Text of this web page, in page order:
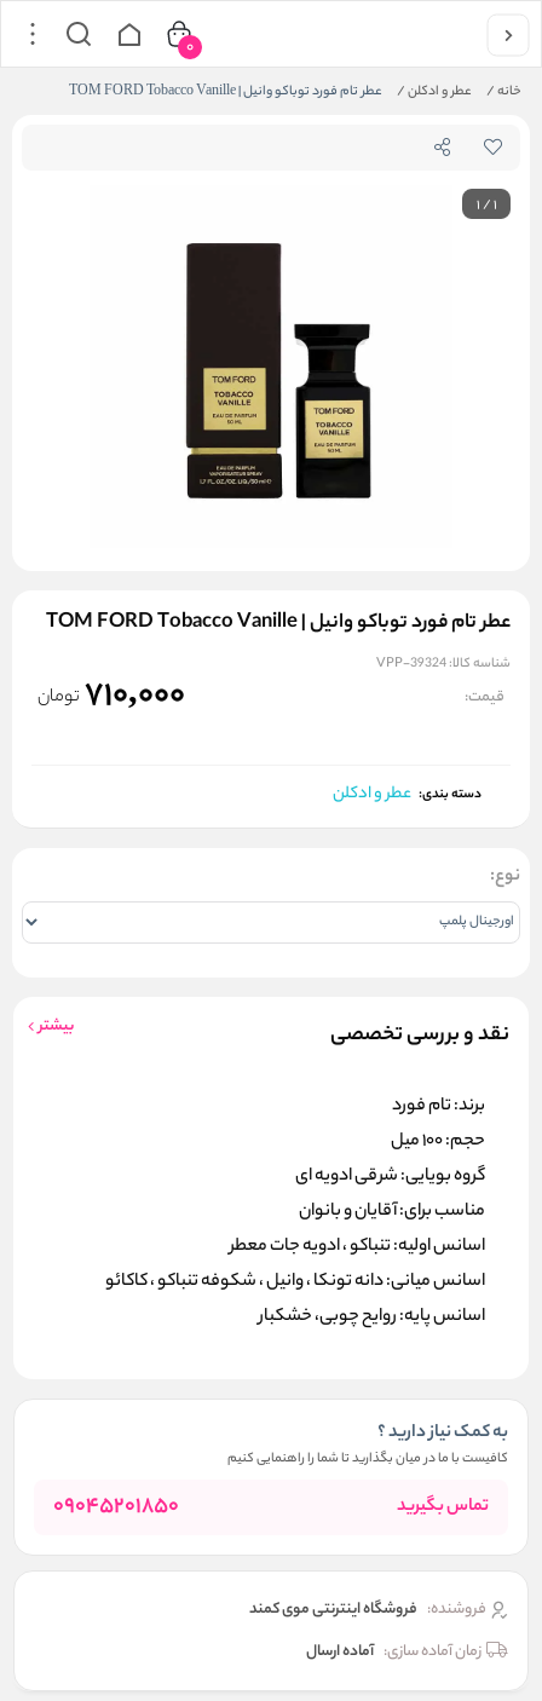
خانه/ عطر و ادکلن/ عطر تام فورد توباکو وانیل | TOM FORD Tobacco Vanille
0
1/1
عطر تام فورد توباکو وانیل | TOM FORD Tobacco Vanille
شناسه کالا:VPP-39324
قیمت: 710,000 تومان
دسته بندی: عطر و ادکلن
نقد و بررسی تخصصی بیشتر
برند: تام فورد
حجم: 100 میل
گروه بویایی: شرقی ادویه ای
مناسب برای: آقایان و بانوان
اسانس اولیه: تنباکو ، ادویه جات معطر
اسانس میانی: دانه تونکا ، وانیل ، شکوفه تنباکو ، کاکائو
اسانس پایه: روایح چوبی، خشکبار
به کمک نیاز دارید ؟
کافیست با ما در میان بگذارید تا شما را راهنمایی کنیم
تماس بگیرید 09045201850
فروشنده: فروشگاه اینترنتی موی کمند
زمان آماده سازی: آماده ارسال
نوع: